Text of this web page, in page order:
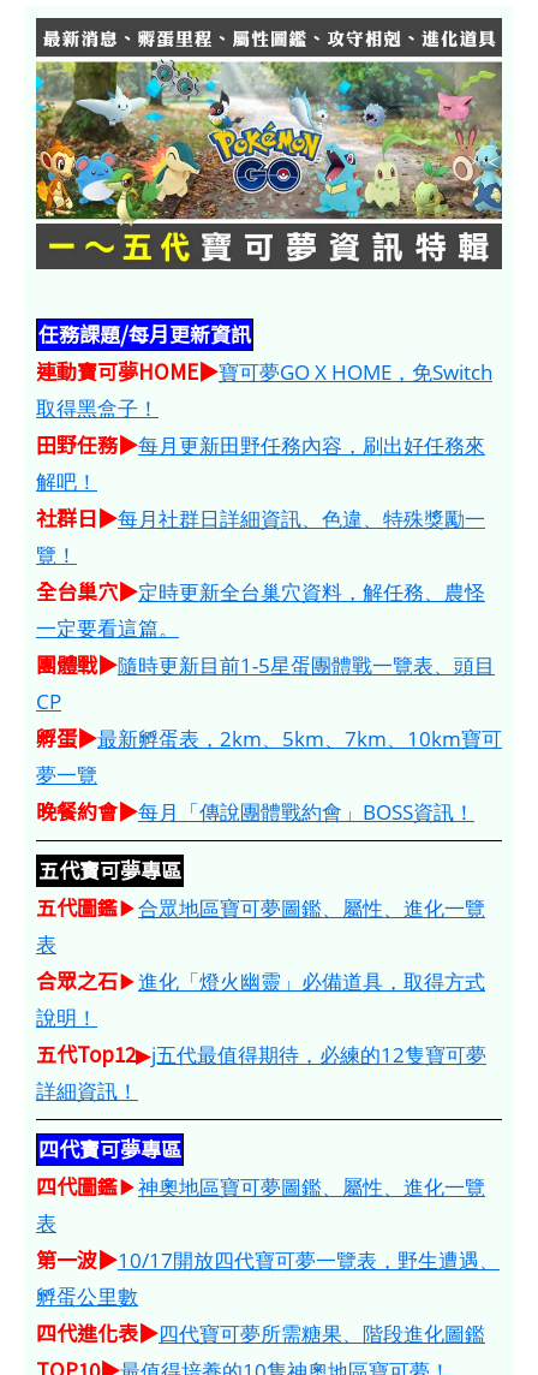
任務課題/每月更新資訊
連動寶可夢HOME​​​▶寶可夢GO X HOME，免Switch
取得黑盒子！
田野任務▶每月更新田野任務內容，刷出好任務來
解吧！
社群日▶每月社群日詳細資訊、色違、特殊獎勵一
覽！
全台巢穴▶定時更新全台巢穴資料，解任務、農怪
一定要看這篇。
團體戰▶隨時更新目前1-5星蛋團體戰一覽表、頭目
CP
孵蛋▶最新孵蛋表，2km、5km、7km、10km寶可
夢一覽
晚餐約會▶每月「傳說團體戰約會」BOSS資訊！
五代寶可夢專區
五代圖鑑▶合眾地區寶可夢圖鑑、屬性、進化一覽
表
合眾之石▶進化「燈火幽靈」必備道具，取得方式
說明！
五代Top12▶j五代最值得期待，必練的12隻寶可夢
詳細資訊！
四代寶可夢專區
四代圖鑑▶神奧地區寶可夢圖鑑、屬性、進化一覽
表
第一波▶10/17開放四代寶可夢一覽表，野生遭遇、
孵蛋公里數
四代進化表▶四代寶可夢所需糖果、階段進化圖鑑